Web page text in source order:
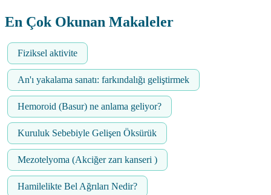
En Çok Okunan Makaleler
Fiziksel aktivite
An'ı yakalama sanatı: farkındalığı geliştirmek
Hemoroid (Basur) ne anlama geliyor?
Kuruluk Sebebiyle Gelişen Öksürük
Mezotelyoma (Akciğer zarı kanseri )
Hamilelikte Bel Ağrıları Nedir?